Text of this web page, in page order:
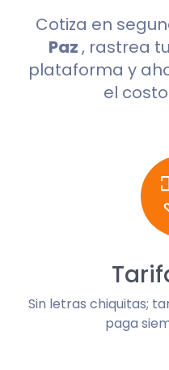
Cotiza en
Paz, rastrea
plataforma y
el
Sin letras chiquitas;
paga